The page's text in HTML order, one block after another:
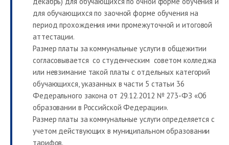
для обучающихся по заочной форме обучения на
период прохождения ими промежуточной и итоговой
аттестации.
Размер платы за коммунальные услуги в общежитии
согласовывается со студенческим советом колледжа
или невзимание такой платы с отдельных категорий
обучающихся, указанных в части 5 статьи 36
Федерального закона от 29.12.2012 № 273-ФЗ «Об
образовании в Российской Федерации».
Размер платы за коммунальные услуги определяется с
учетом действующих в муниципальном образовании
тарифов.